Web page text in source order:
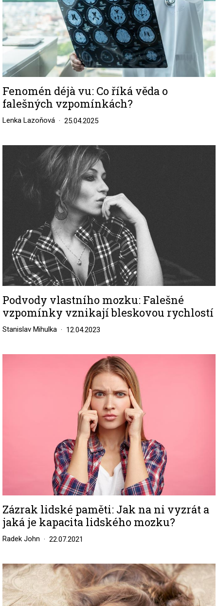
Fenomén déjà vu: Co říká věda o
falešných vzpomínkách?
Lenka Lazoňová 25.04.2025
Podvody vlastního mozku: Falešné
vzpomínky vznikají bleskovou rychlostí
Stanislav Mihulka 12.04.2023
Zázrak lidské paměti: Jak na ni vyzrát a
jaká je kapacita lidského mozku?
Radek John 22.07.2021
Image